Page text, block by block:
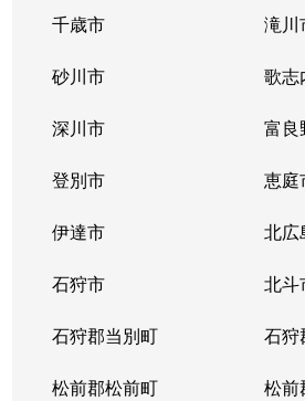
千歳市 滝川
砂川市 歌志
深川市 富良
登別市 恵庭
伊達市 北広
石狩市 北斗
石狩郡当別町 石狩
松前郡松前町 松前